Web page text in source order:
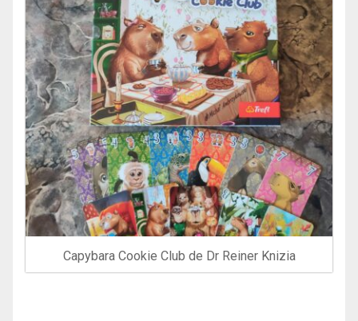
Capybara Cookie Club de Dr Reiner Knizia